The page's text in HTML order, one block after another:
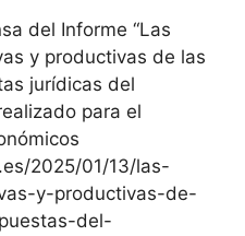
del Informe “Las
y productivas de las
jurídicas del
para el
2025/01/13/las-
y-productivas-de-
del-